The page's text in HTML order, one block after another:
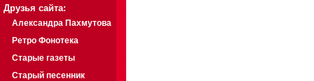
Друзья сайта:
Александра Пахмутова
Ретро Фонотека
Старые газеты
Старый песенник